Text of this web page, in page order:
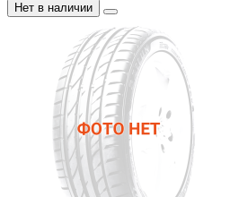
Нет в наличии